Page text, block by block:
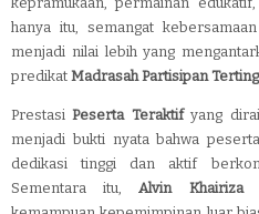
hanya itu, semangat
menjadi nilai lebih yang
predikat Madrasah Partisipan
PrestasiPeserta Teraktifyang
menjadi bukti nyata bahwa
dedikasi tinggi dan aktif
Sementara itu,Alvin Khairiza